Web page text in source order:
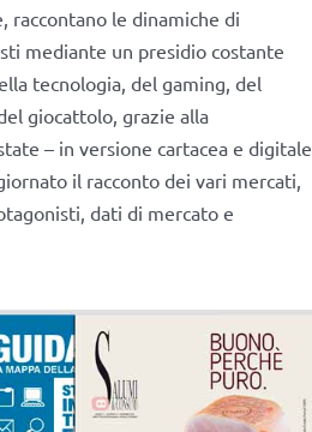
raccontano le dinamiche di
mediante un presidio costante
tecnologia, del gaming, del
giocattolo, grazie alla
– in versione cartacea e digitale
il racconto dei vari mercati,
dati di mercato e